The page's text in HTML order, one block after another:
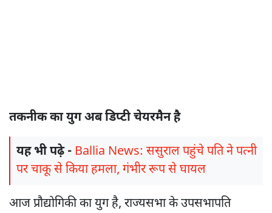
तकनीक का युग अब डिप्टी चेयरमैन है
यह भी पढ़े - Ballia News: ससुराल पहुंचे पति ने पत्नी
पर चाकू से किया हमला, गंभीर रूप से घायल
आज प्रौद्योगिकी का युग है, राज्यसभा के उपसभापति